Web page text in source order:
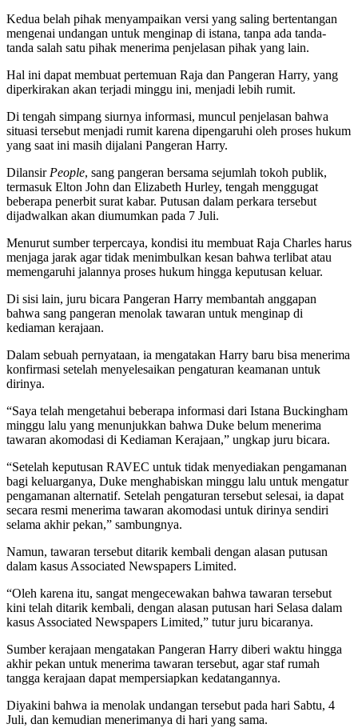
Kedua belah pihak menyampaikan versi yang saling bertentangan
mengenai undangan untuk menginap di istana, tanpa ada tanda-
tanda salah satu pihak menerima penjelasan pihak yang lain.
Hal ini dapat membuat pertemuan Raja dan Pangeran Harry, yang
diperkirakan akan terjadi minggu ini, menjadi lebih rumit.
Di tengah simpang siurnya informasi, muncul penjelasan bahwa
situasi tersebut menjadi rumit karena dipengaruhi oleh proses hukum
yang saat ini masih dijalani Pangeran Harry.
Dilansir People, sang pangeran bersama sejumlah tokoh publik,
termasuk Elton John dan Elizabeth Hurley, tengah menggugat
beberapa penerbit surat kabar. Putusan dalam perkara tersebut
dijadwalkan akan diumumkan pada 7 Juli.
Menurut sumber terpercaya, kondisi itu membuat Raja Charles harus
menjaga jarak agar tidak menimbulkan kesan bahwa terlibat atau
memengaruhi jalannya proses hukum hingga keputusan keluar.
Di sisi lain, juru bicara Pangeran Harry membantah anggapan
bahwa sang pangeran menolak tawaran untuk menginap di
kediaman kerajaan.
Dalam sebuah pernyataan, ia mengatakan Harry baru bisa menerima
konfirmasi setelah menyelesaikan pengaturan keamanan untuk
dirinya.
“Saya telah mengetahui beberapa informasi dari Istana Buckingham
minggu lalu yang menunjukkan bahwa Duke belum menerima
tawaran akomodasi di Kediaman Kerajaan,” ungkap juru bicara.
“Setelah keputusan RAVEC untuk tidak menyediakan pengamanan
bagi keluarganya, Duke menghabiskan minggu lalu untuk mengatur
pengamanan alternatif. Setelah pengaturan tersebut selesai, ia dapat
secara resmi menerima tawaran akomodasi untuk dirinya sendiri
selama akhir pekan,” sambungnya.
Namun, tawaran tersebut ditarik kembali dengan alasan putusan
dalam kasus Associated Newspapers Limited.
“Oleh karena itu, sangat mengecewakan bahwa tawaran tersebut
kini telah ditarik kembali, dengan alasan putusan hari Selasa dalam
kasus Associated Newspapers Limited,” tutur juru bicaranya.
Sumber kerajaan mengatakan Pangeran Harry diberi waktu hingga
akhir pekan untuk menerima tawaran tersebut, agar staf rumah
tangga kerajaan dapat mempersiapkan kedatangannya.
Diyakini bahwa ia menolak undangan tersebut pada hari Sabtu, 4
Juli, dan kemudian menerimanya di hari yang sama.